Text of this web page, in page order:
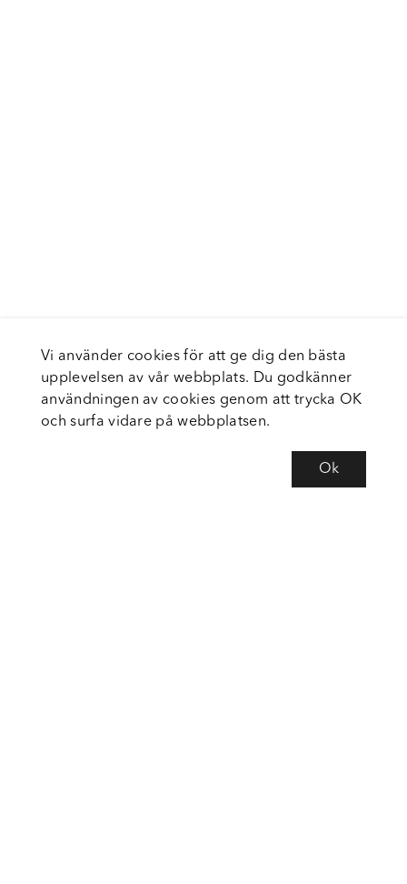
Vi använder cookies för att ge dig den bästa
upplevelsen av vår webbplats. Du godkänner
användningen av cookies genom att trycka OK
och surfa vidare på webbplatsen.
Ok